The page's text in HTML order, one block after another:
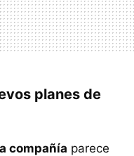
planes de
compañía parece